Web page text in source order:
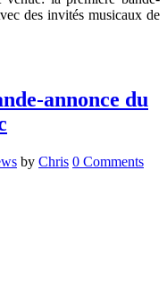
des invités musicaux de
annonce du
by Chris 0 Comments